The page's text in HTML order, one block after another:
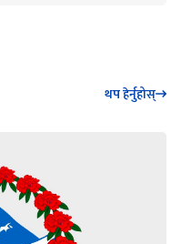
थप हेर्नुहोस्